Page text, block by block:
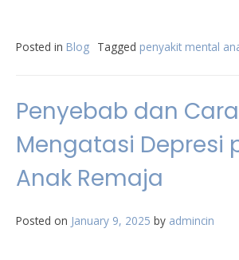
Posted in Blog Tagged penyakit mental
Penyebab dan Cara
Mengatasi Depresi
Anak Remaja
Posted on January 9, 2025 by admincin